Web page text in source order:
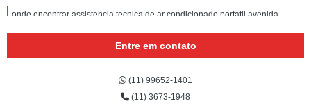
onde encontrar assistencia tecnica de ar condicionado portatil avenida
Entre em contato
(11) 99652-1401
(11) 3673-1948